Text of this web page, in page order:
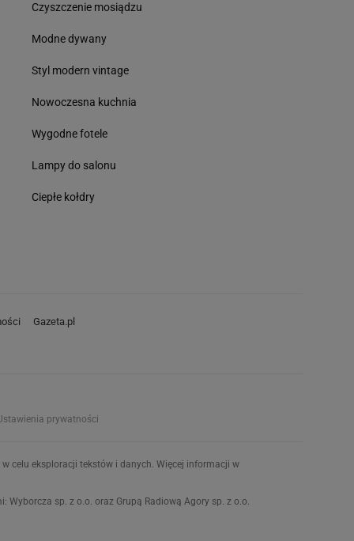
Czyszczenie mosiądzu
Modne dywany
Styl modern vintage
Nowoczesna kuchnia
Wygodne fotele
Lampy do salonu
Ciepłe kołdry
Gazeta.pl
prywatności
celu eksploracji tekstów i danych. Więcej informacji w
sp. z o.o. oraz Grupą Radiową Agory sp. z o.o.